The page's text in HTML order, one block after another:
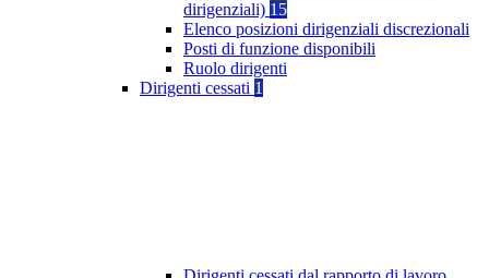
dirigenziali) 15
Elenco posizioni dirigenziali discrezionali
Posti di funzione disponibili
Ruolo dirigenti
Dirigenti cessati 1